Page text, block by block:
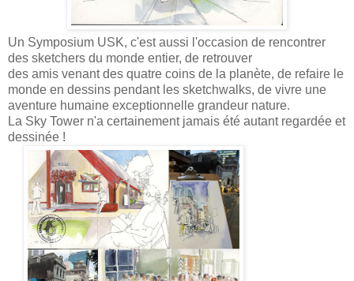
Un Symposium USK, c'est aussi l'occasion de rencontrer
des sketchers du monde entier, de retrouver
des amis venant des quatre coins de la planète, de refaire le
monde en dessins pendant les sketchwalks, de vivre une
aventure humaine exceptionnelle grandeur nature.
La Sky Tower n'a certainement jamais été autant regardée et
dessinée !